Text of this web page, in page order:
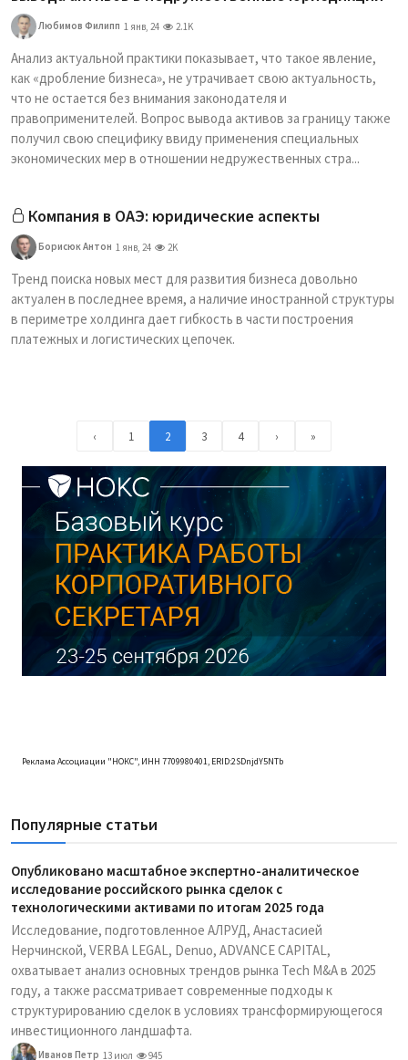
Любимов Филипп 1 янв, 24 2.1K
Анализ актуальной практики показывает, что такое явление,
как «дробление бизнеса», не утрачивает свою актуальность,
что не остается без внимания законодателя и
правоприменителей. Вопрос вывода активов за границу также
получил свою специфику ввиду применения специальных
экономических мер в отношении недружественных стра...
Компания в ОАЭ: юридические аспекты
Борисюк Антон 1 янв, 24 2K
Тренд поиска новых мест для развития бизнеса довольно
актуален в последнее время, а наличие иностранной структуры
в периметре холдинга дает гибкость в части построения
платежных и логистических цепочек.
‹ 1 2 3 4 › »
Реклама Ассоциации "НОКС", ИНН 7709980401, ERID:2SDnjdY5NTb
Популярные статьи
Опубликовано масштабное экспертно-аналитическое
исследование российского рынка сделок с
технологическими активами по итогам 2025 года
Исследование, подготовленное АЛРУД, Анастасией
Нерчинской, VERBA LEGAL, Denuo, ADVANCE CAPITAL,
охватывает анализ основных трендов рынка Tech M&A в 2025
году, а также рассматривает современные подходы к
структурированию сделок в условиях трансформирующегося
инвестиционного ландшафта.
Иванов Петр 13 июл 945